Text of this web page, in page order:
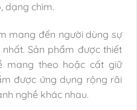
dạng chìm.
mang đến người dùng sự
Sản phẩm được thiết
mang theo hoặc cất giữ
được ứng dụng rộng rãi
nghề khác nhau.